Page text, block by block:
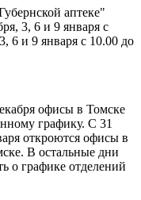
аптеке"
3, 6 и 9 января с
6 и 9 января с 10.00 до
офисы в Томске
графику. С 31
откроются офисы в
В остальные дни
о графике отделений